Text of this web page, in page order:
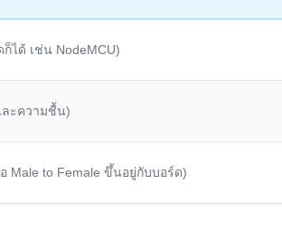
ได้ เช่น NodeMCU)
ะความชื้น)
Male to Female ขึ้นอยู่กับบอร์ด)